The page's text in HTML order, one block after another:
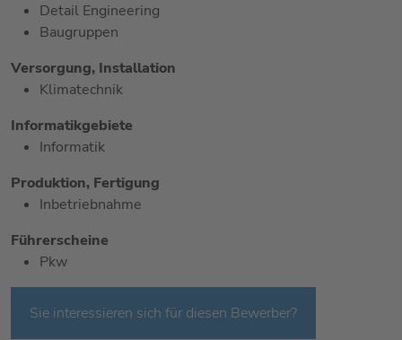
Detail Engineering
Baugruppen
Versorgung, Installation
Klimatechnik
Informatikgebiete
Informatik
Produktion, Fertigung
Inbetriebnahme
Führerscheine
Pkw
Sie interessieren sich für diesen Bewerber?